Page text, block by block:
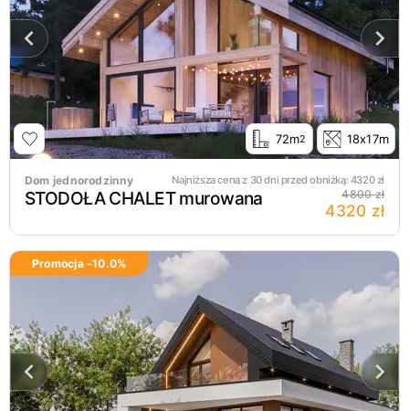
72m2 18x17m
Dom jednorodzinny Najniższa cena z 30 dni przed obniżką:4320zł
STODOŁA CHALET murowana 4800 zł
4320 zł
Promocja -10.0%